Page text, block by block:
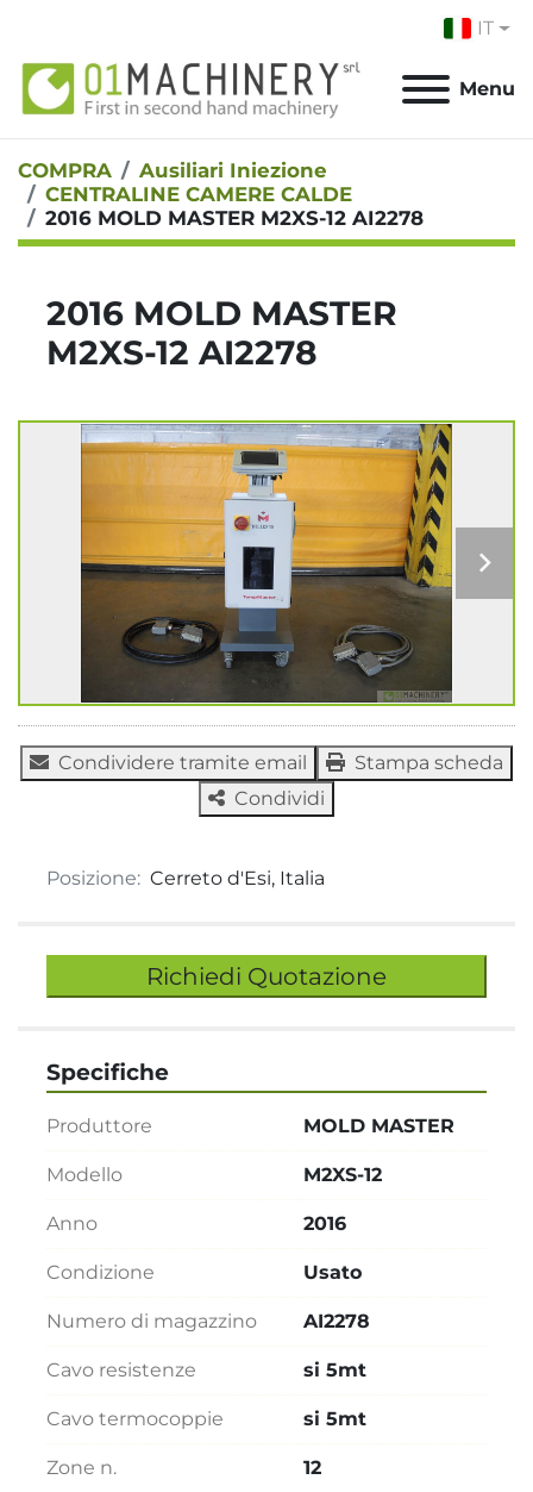
IT
Menu
COMPRA
Ausiliari Iniezione
CENTRALINE CAMERE CALDE
2016 MOLD MASTER M2XS-12 AI2278
2016 MOLD MASTER
M2XS-12 AI2278
Condividere tramite email
Stampa scheda
Condividi
Posizione: Cerreto d'Esi, Italia
Richiedi Quotazione
Specifiche
Produttore MOLD MASTER
Modello M2XS-12
Anno 2016
Condizione Usato
Numero di magazzino AI2278
Cavo resistenze si 5mt
Cavo termocoppie si 5mt
Zone n. 12